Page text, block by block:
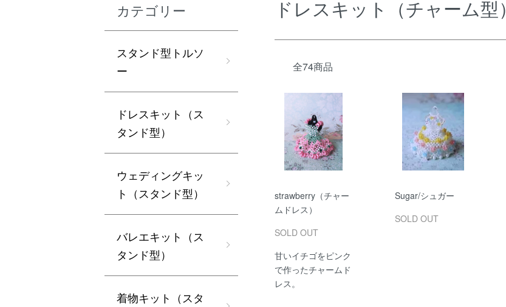
ドレスキット（チャーム型）
全74商品
strawberry（チャー
ムドレス）
SOLD OUT
甘いイチゴをピンク
で作ったチャームド
レス。
Sugar/シュガー
SOLD OUT
カテゴリー
スタンド型トルソ
ー
ドレスキット（ス
タンド型）
ウェディングキッ
ト（スタンド型）
バレエキット（ス
タンド型）
着物キット（スタ